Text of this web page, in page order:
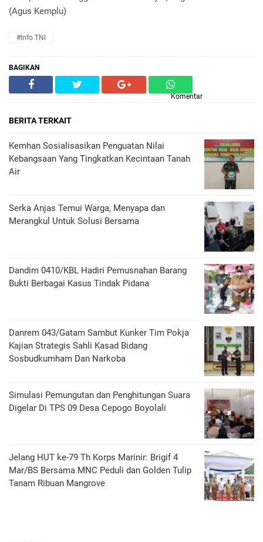
(Agus Kemplu)
#Info TNI
BAGIKAN
Komentar
BERITA TERKAIT
Kemhan Sosialisasikan Penguatan Nilai
Kebangsaan Yang Tingkatkan Kecintaan Tanah
Air
Serka Anjas Temui Warga, Menyapa dan
Merangkul Untuk Solusi Bersama
Dandim 0410/KBL Hadiri Pemusnahan Barang
Bukti Berbagai Kasus Tindak Pidana
Danrem 043/Gatam Sambut Kunker Tim Pokja
Kajian Strategis Sahli Kasad Bidang
Sosbudkumham Dan Narkoba
Simulasi Pemungutan dan Penghitungan Suara
Digelar Di TPS 09 Desa Cepogo Boyolali
Jelang HUT ke-79 Th Korps Marinir: Brigif 4
Mar/BS Bersama MNC Peduli dan Golden Tulip
Tanam Ribuan Mangrove